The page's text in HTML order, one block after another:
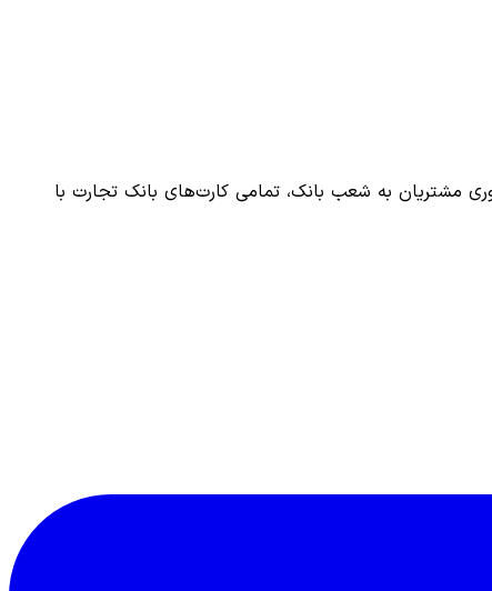
مشتریان به شعب بانک، تمامی کارت‌های بانک تجارت با